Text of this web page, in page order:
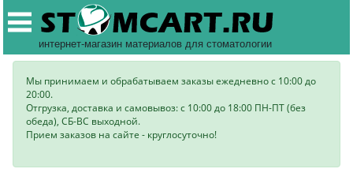
интернет-магазин материалов для стоматологии
Мы принимаем и обрабатываем заказы ежедневно с 10:00 до
20:00.
Отгрузка, доставка и самовывоз: с 10:00 до 18:00 ПН-ПТ (без
обеда), СБ-ВС выходной.
Прием заказов на сайте - круглосуточно!